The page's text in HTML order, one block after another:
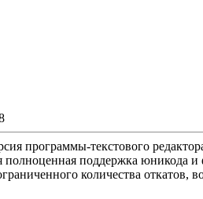
программы-текстового
полноценная поддержка юникода и
количества откатов,